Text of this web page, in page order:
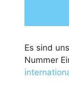
Es sind
Nummer